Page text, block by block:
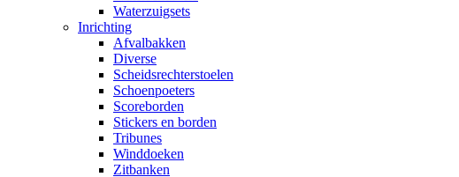
Waterzuigsets
Inrichting
Afvalbakken
Diverse
Scheidsrechterstoelen
Schoenpoeters
Scoreborden
Stickers en borden
Tribunes
Winddoeken
Zitbanken